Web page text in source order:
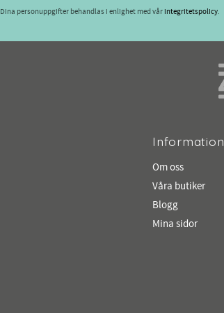
Dina personuppgifter behandlas i enlighet med vårintegritetspolicy.
Information
Om oss
Våra butiker
Blogg
Mina sidor